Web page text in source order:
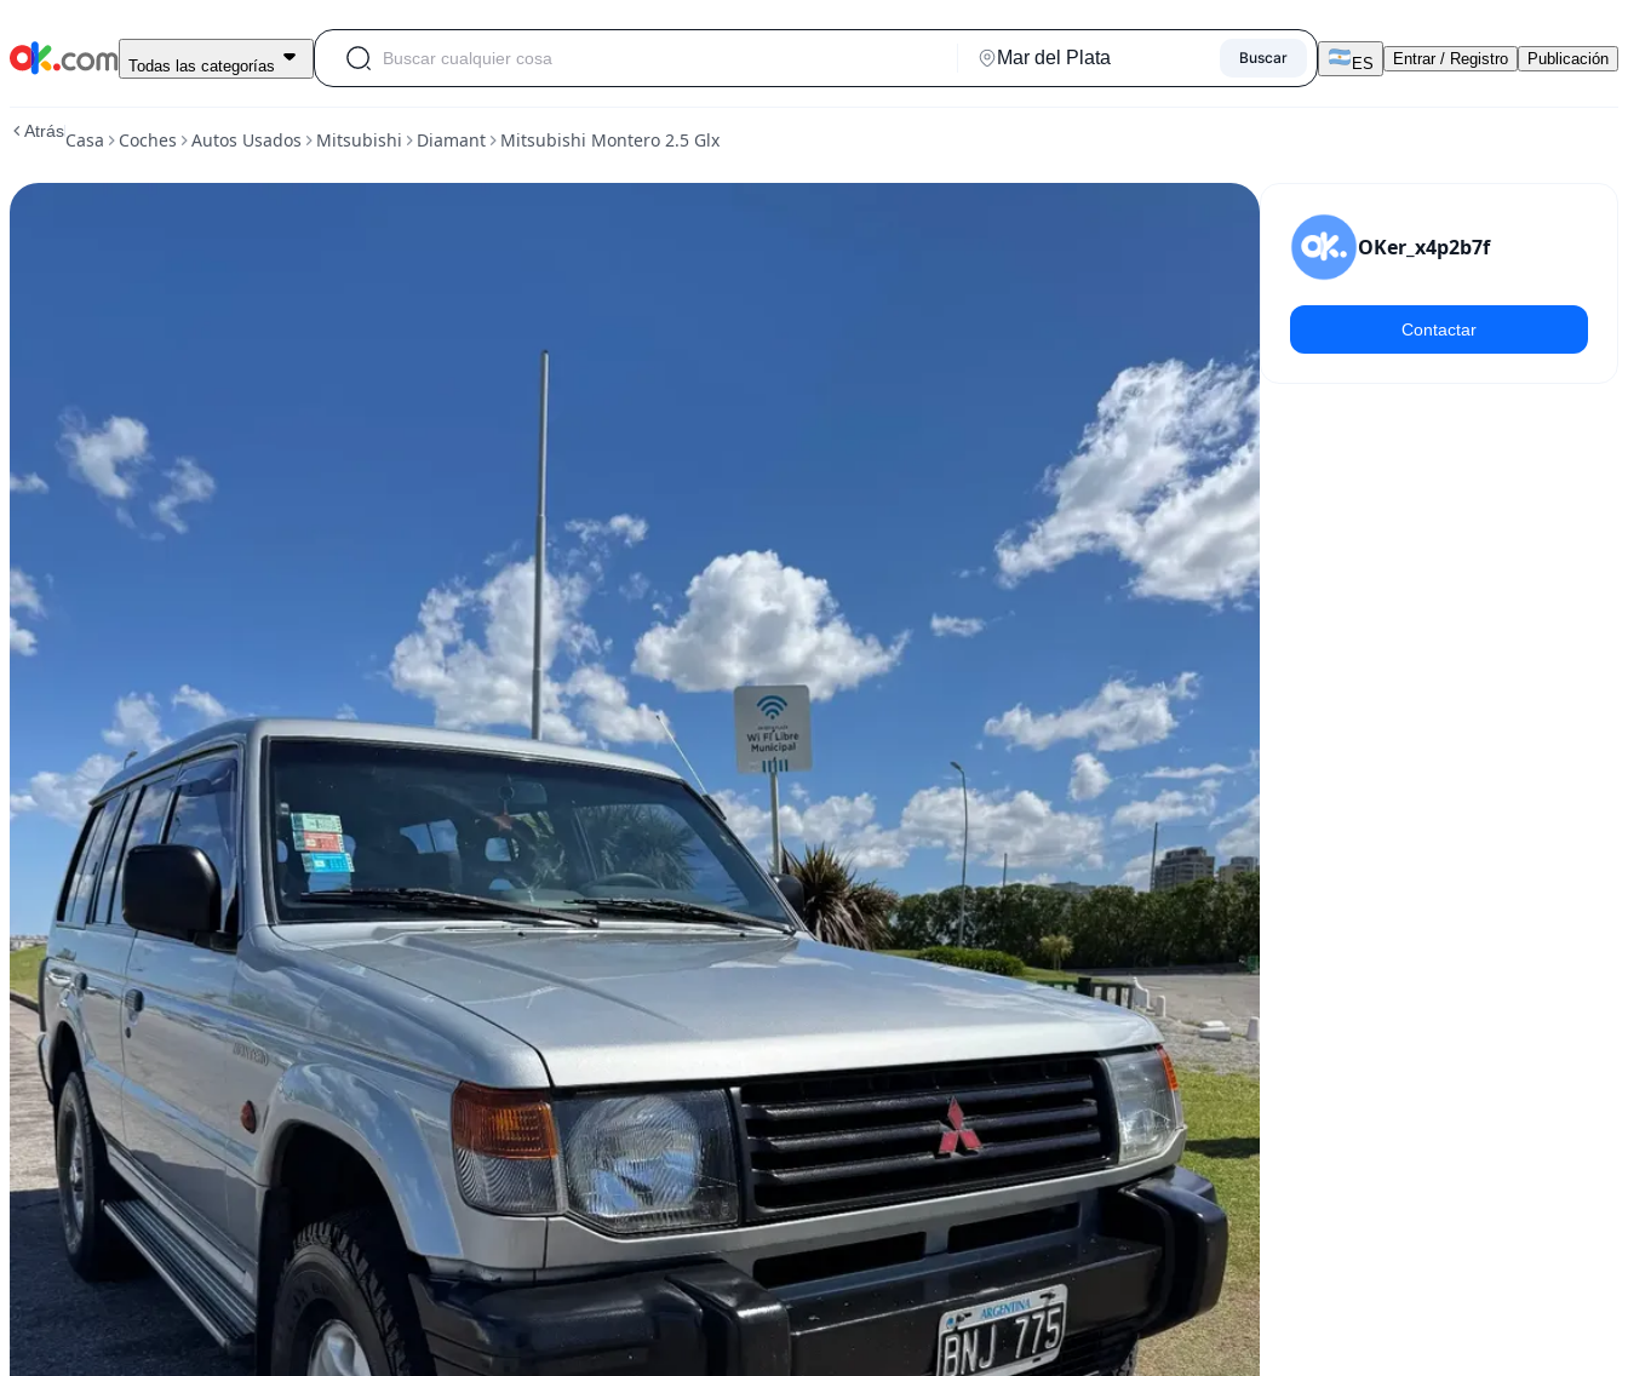
Usado
2.5
En
venta
Todas las categorías Buscar ES Entrar / Registro Publicación
AtrásCasa Coches Autos Usados Mitsubishi Diamant Mitsubishi Montero 2.5 Glx
OKer_x4p2b7f
Contactar